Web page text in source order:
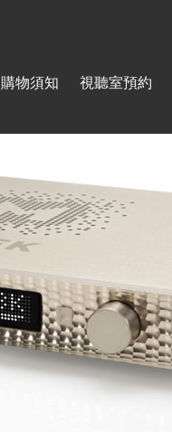
購物須知 視聽室預約